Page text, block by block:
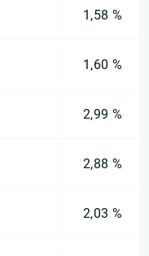
1,58 %
1,60 %
2,99 %
2,88 %
2,03 %